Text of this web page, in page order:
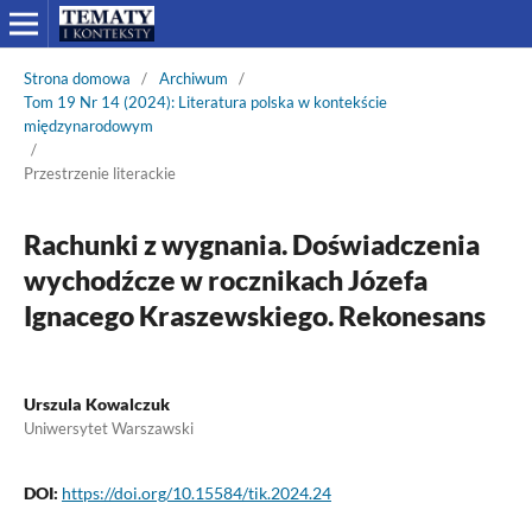
Strona domowa / Archiwum
/
Tom 19 Nr 14 (2024): Literatura polska w kontekście
międzynarodowym
/
Przestrzenie literackie
Rachunki z wygnania. Doświadczenia
wychodźcze w rocznikach Józefa
Ignacego Kraszewskiego. Rekonesans
Urszula Kowalczuk
Uniwersytet Warszawski
DOI: https://doi.org/10.15584/tik.2024.24